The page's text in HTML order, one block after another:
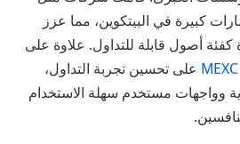
كبيرة في البيتكوين، مما عزز
أصول قابلة للتداول. علاوة على
MEXC على تحسين تجربة التداول،
وواجهات مستخدم سهلة الاستخدام